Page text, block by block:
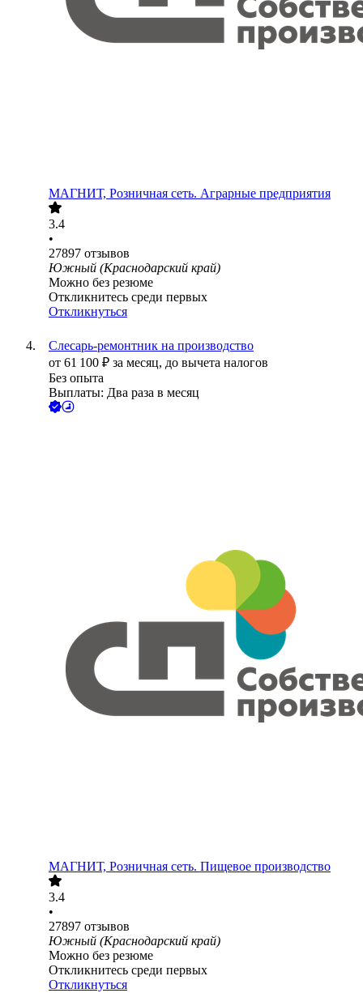
МАГНИТ, Розничная сеть. Аграрные предприятия
3.4
•
27897 отзывов
Южный (Краснодарский край)
Можно без резюме
Откликнитесь среди первых
Откликнуться
Слесарь-ремонтник на производство
от 61 100 ₽ за месяц, до вычета налогов
Без опыта
Выплаты: Два раза в месяц
МАГНИТ, Розничная сеть. Пищевое производство
3.4
•
27897 отзывов
Южный (Краснодарский край)
Можно без резюме
Откликнитесь среди первых
Откликнуться